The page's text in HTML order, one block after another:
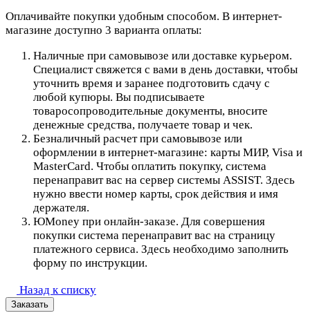
Оплачивайте покупки удобным способом. В интернет-
магазине доступно 3 варианта оплаты:
Наличные при самовывозе или доставке курьером.
Специалист свяжется с вами в день доставки, чтобы
уточнить время и заранее подготовить сдачу с
любой купюры. Вы подписываете
товаросопроводительные документы, вносите
денежные средства, получаете товар и чек.
Безналичный расчет при самовывозе или
оформлении в интернет-магазине: карты МИР, Visa и
MasterCard. Чтобы оплатить покупку, система
перенаправит вас на сервер системы ASSIST. Здесь
нужно ввести номер карты, срок действия и имя
держателя.
ЮMoney при онлайн-заказе. Для совершения
покупки система перенаправит вас на страницу
платежного сервиса. Здесь необходимо заполнить
форму по инструкции.
Назад к списку
Заказать